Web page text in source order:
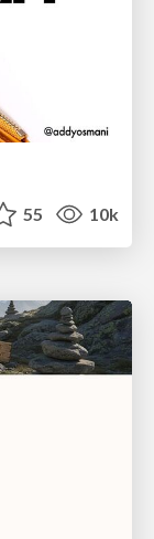
55 10k